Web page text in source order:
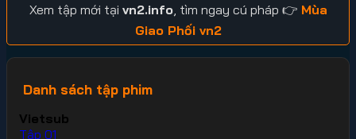
Xem tập mới tại vn2.info, tìm ngay cú pháp 👉 Mùa
Giao Phối vn2
Danh sách tập phim
Vietsub
Tập 01